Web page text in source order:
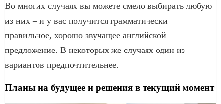
Во многих случаях вы можете смело выбирать любую
из них – и у вас получится грамматически
правильное, хорошо звучащее английской
предложение. В некоторых же случаях один из
вариантов предпочтительнее.
Планы на будущее и решения в текущий момент